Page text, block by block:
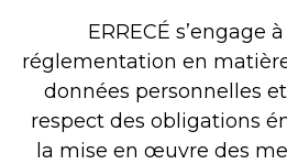
ERRECÉ s’engage
réglementation en
données personnelles
respect des obligations
la mise en œuvre des